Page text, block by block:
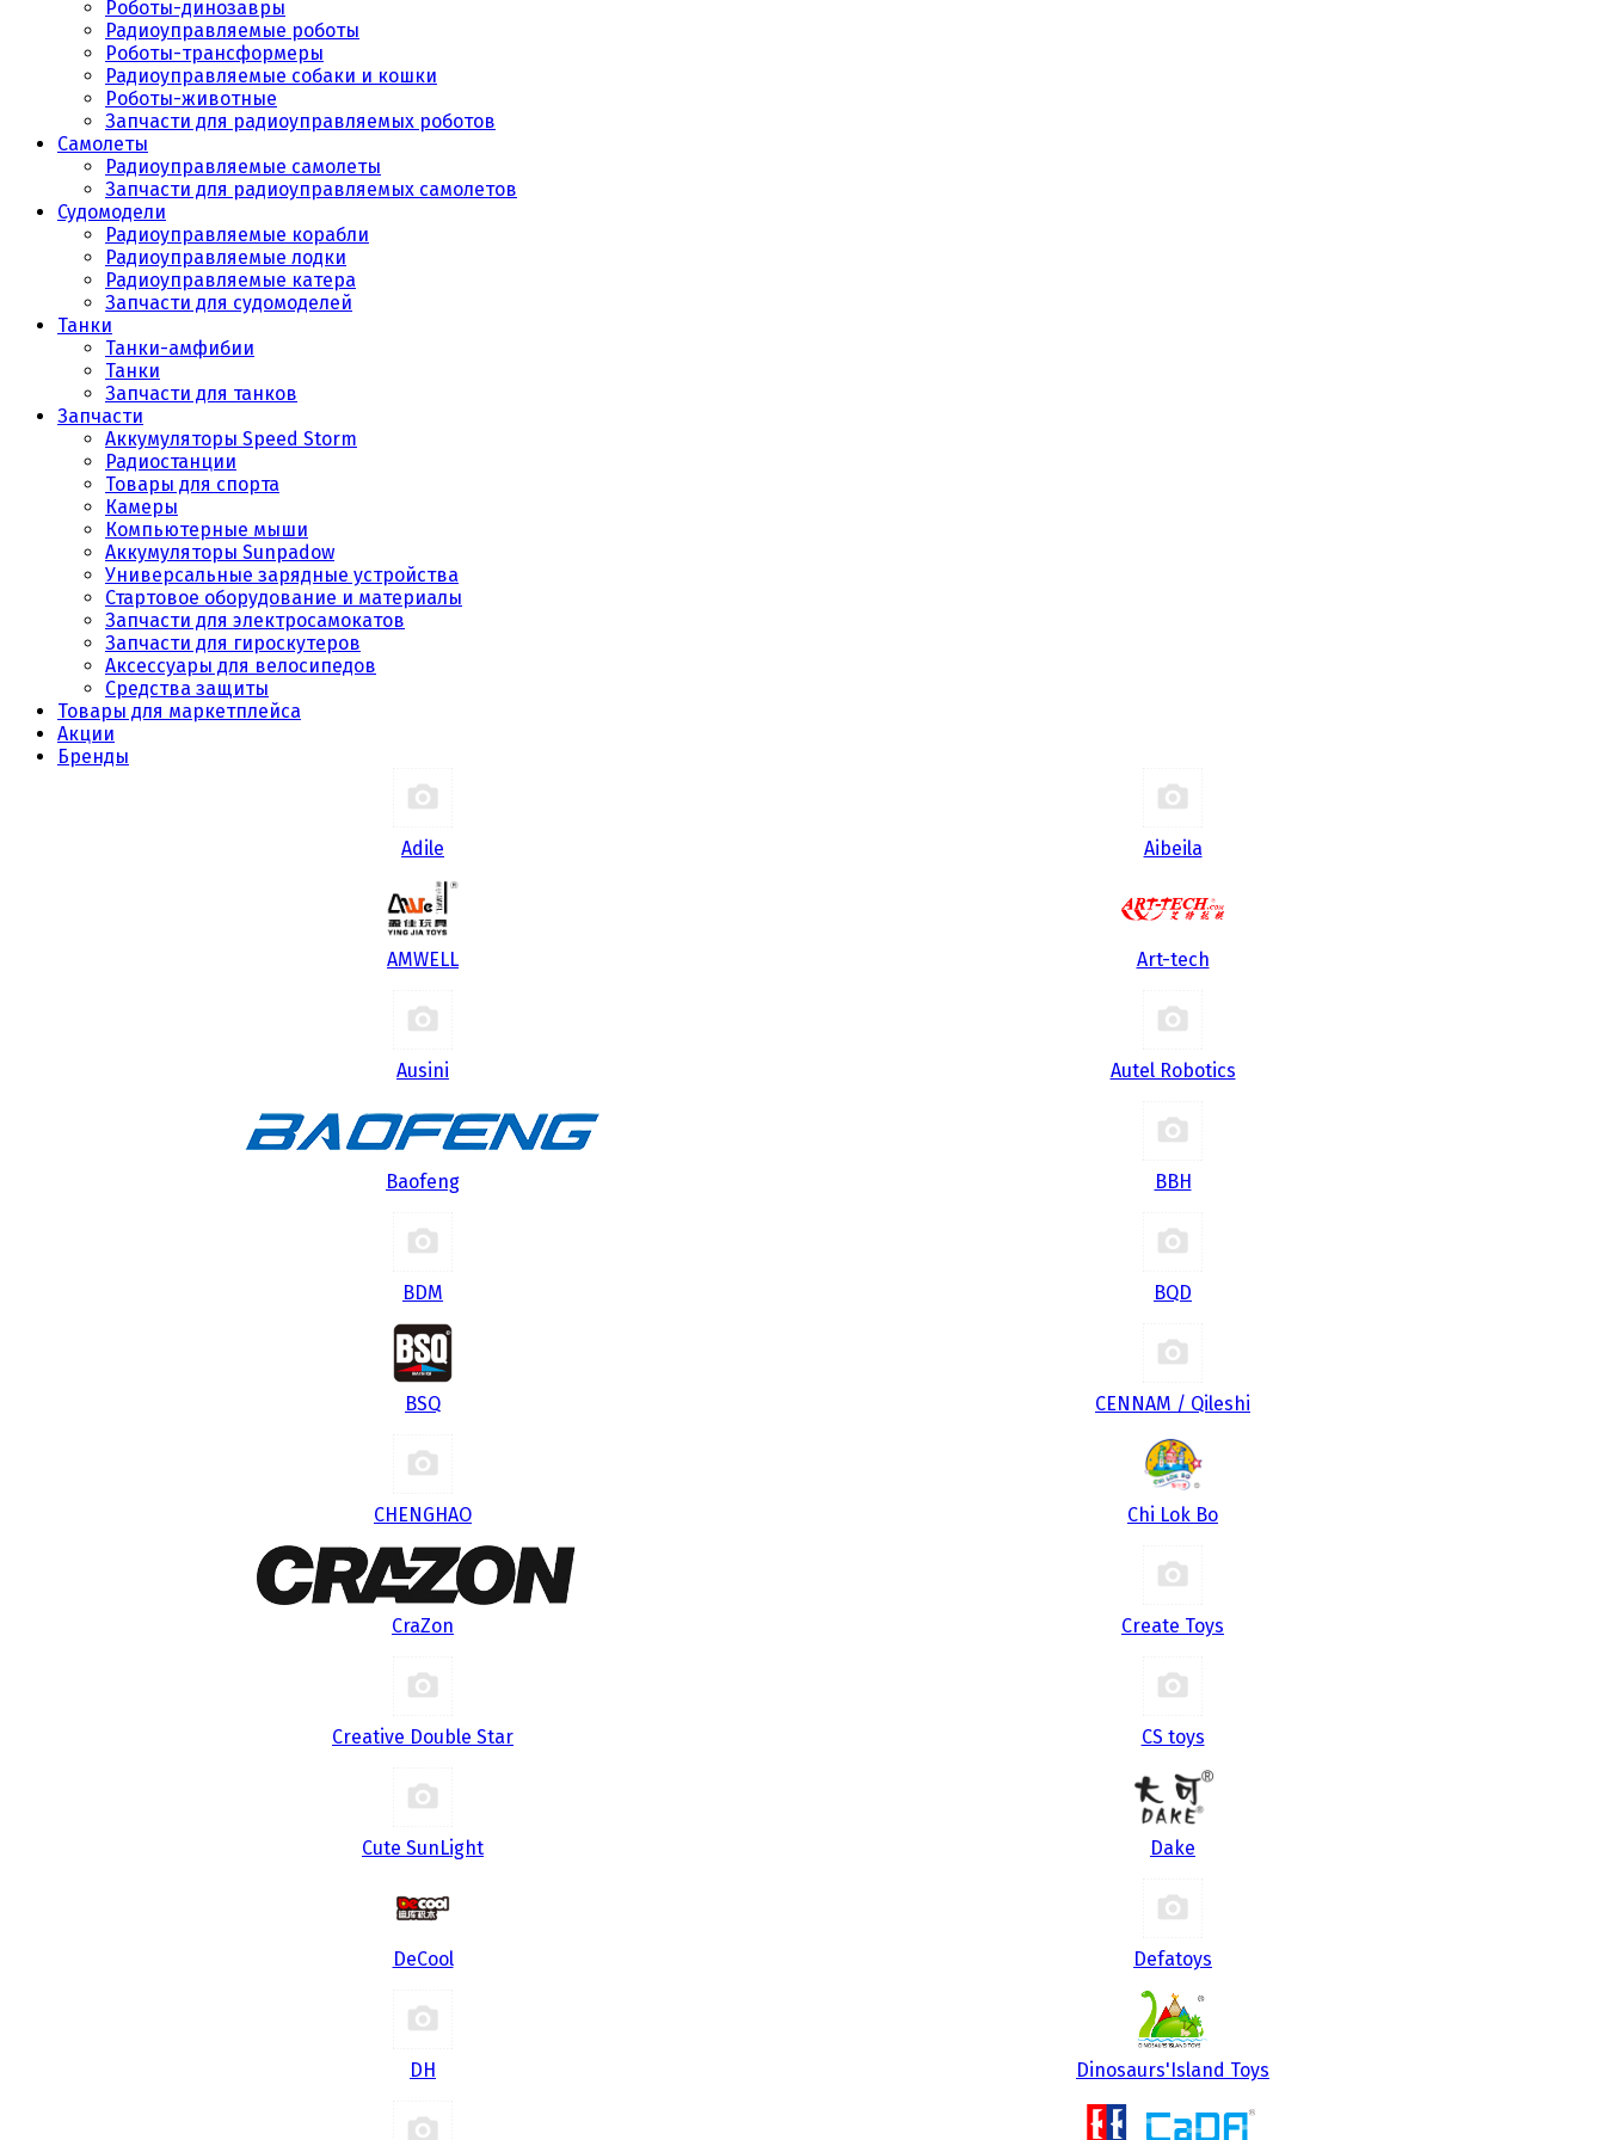
Роботы-динозавры
Радиоуправляемые роботы
Роботы-трансформеры
Радиоуправляемые собаки и кошки
Роботы-животные
Запчасти для радиоуправляемых роботов
Самолеты
Радиоуправляемые самолеты
Запчасти для радиоуправляемых самолетов
Судомодели
Радиоуправляемые корабли
Радиоуправляемые лодки
Радиоуправляемые катера
Запчасти для судомоделей
Танки
Танки-амфибии
Танки
Запчасти для танков
Запчасти
Аккумуляторы Speed Storm
Радиостанции
Товары для спорта
Камеры
Компьютерные мыши
Аккумуляторы Sunpadow
Универсальные зарядные устройства
Стартовое оборудование и материалы
Запчасти для электросамокатов
Запчасти для гироскутеров
Аксессуары для велосипедов
Средства защиты
Товары для маркетплейса
Акции
Бренды
Adile Aibeila
AMWELL Art-tech
Ausini Autel Robotics
Baofeng BBH
BDM BQD
BSQ CENNAM / Qileshi
CHENGHAO Chi Lok Bo
CraZon Create Toys
Creative Double Star CS toys
Cute SunLight Dake
DeCool Defatoys
DH Dinosaurs'Island Toys